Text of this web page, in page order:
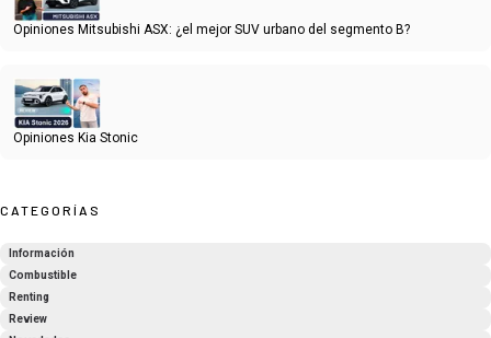
Opiniones Mitsubishi ASX: ¿el mejor SUV urbano del segmento B?
Opiniones Kia Stonic
CATEGORÍAS
Información
Combustible
Renting
Review